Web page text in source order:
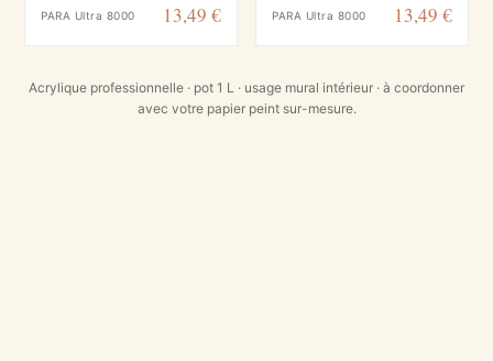
PARA Ultra 8000 13,49 € PARA Ultra 8000 13,49 €
Acrylique professionnelle · pot 1 L · usage mural intérieur · à coordonner
avec votre papier peint sur-mesure.